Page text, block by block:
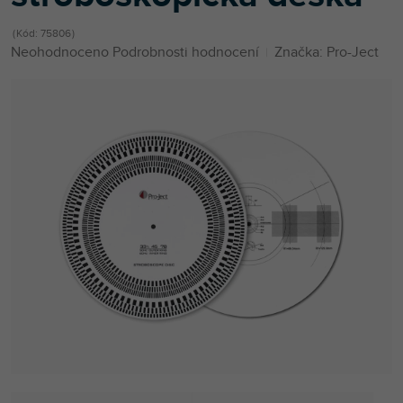
Kód: 75806
Průměrné
hvězdiček.
Neohodnoceno Podrobnosti hodnocení Značka: Pro-Ject